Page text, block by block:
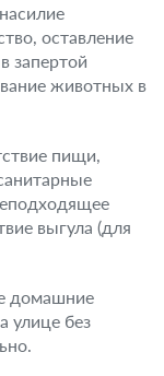
оставление
запертой
животных в
пищи,
выгула (для
домашние
улице без